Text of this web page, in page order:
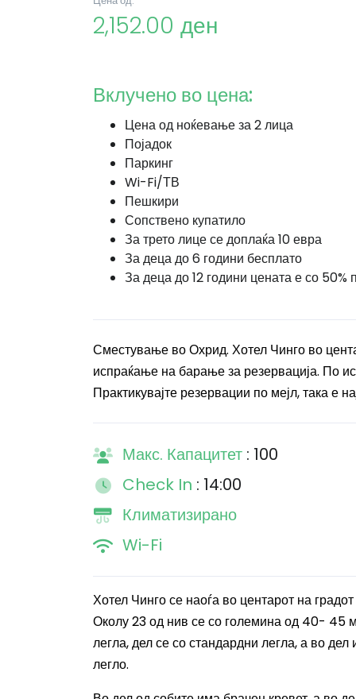
2,152.00 ден
Вклучено во цена:
Цена од ноќевање за 2 лица
Појадок
Паркинг
Wi-Fi/ТВ
Пешкири
Сопствено купатило
За трето лице се доплаќа 10 евра
За деца до 6 години бесплато
За деца до 12 години цената е со 50%
Сместување во Охрид. Хотел Чинго во
испраќање на барање за резервација. По
Практикувајте резервации по мејл, така е
Макс. Капацитет : 100
Check In : 14:00
Климатизирано
Wi-Fi
Хотел Чинго се наоѓа во центарот на
Околу 23 од нив се со големина од 40- 45
легла, дел се со стандардни легла, а во
легло.